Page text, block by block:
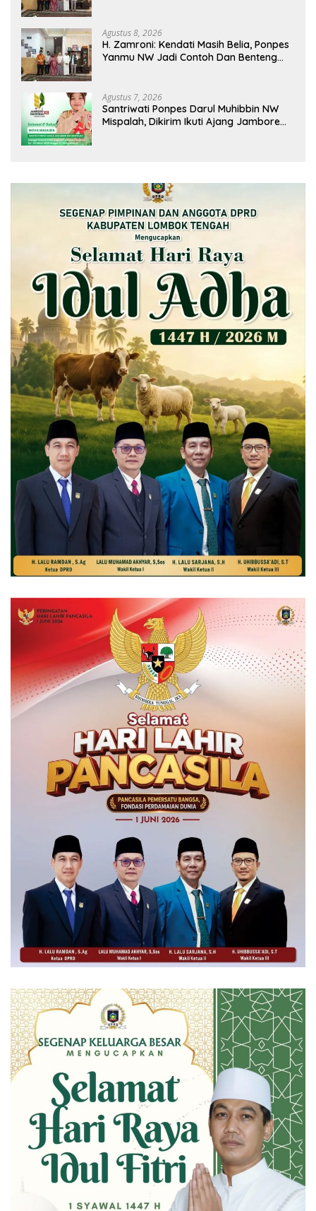
Agustus 8, 2026
H. Zamroni: Kendati Masih Belia, Ponpes
Yanmu NW Jadi Contoh Dan Benteng
Agustus 7, 2026
Santriwati Ponpes Darul Muhibbin NW
Mispalah, Dikirim Ikuti Ajang Jambore